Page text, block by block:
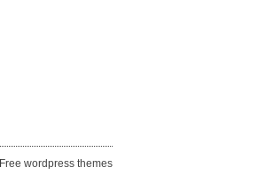
Free wordpress themes